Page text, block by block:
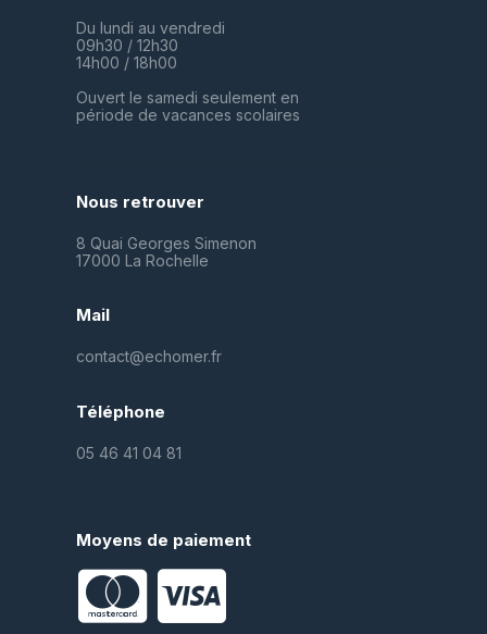
Du lundi au vendredi
09h30 / 12h30
14h00 / 18h00
Ouvert le samedi seulement en
période de vacances scolaires
Nous retrouver
8 Quai Georges Simenon
17000 La Rochelle
Mail
contact@echomer.fr
Téléphone
05 46 41 04 81
Moyens de paiement